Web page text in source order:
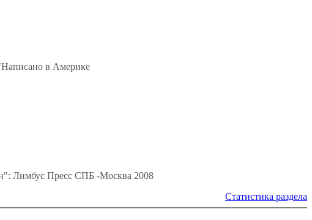
в Америке
Лимбус Пресс СПБ -Москва 2008
Статистика раздела